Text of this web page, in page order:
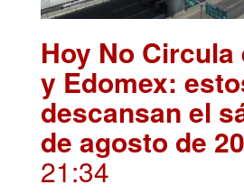
Hoy No Circula
y Edomex:
descansan el
de agosto de
21:34